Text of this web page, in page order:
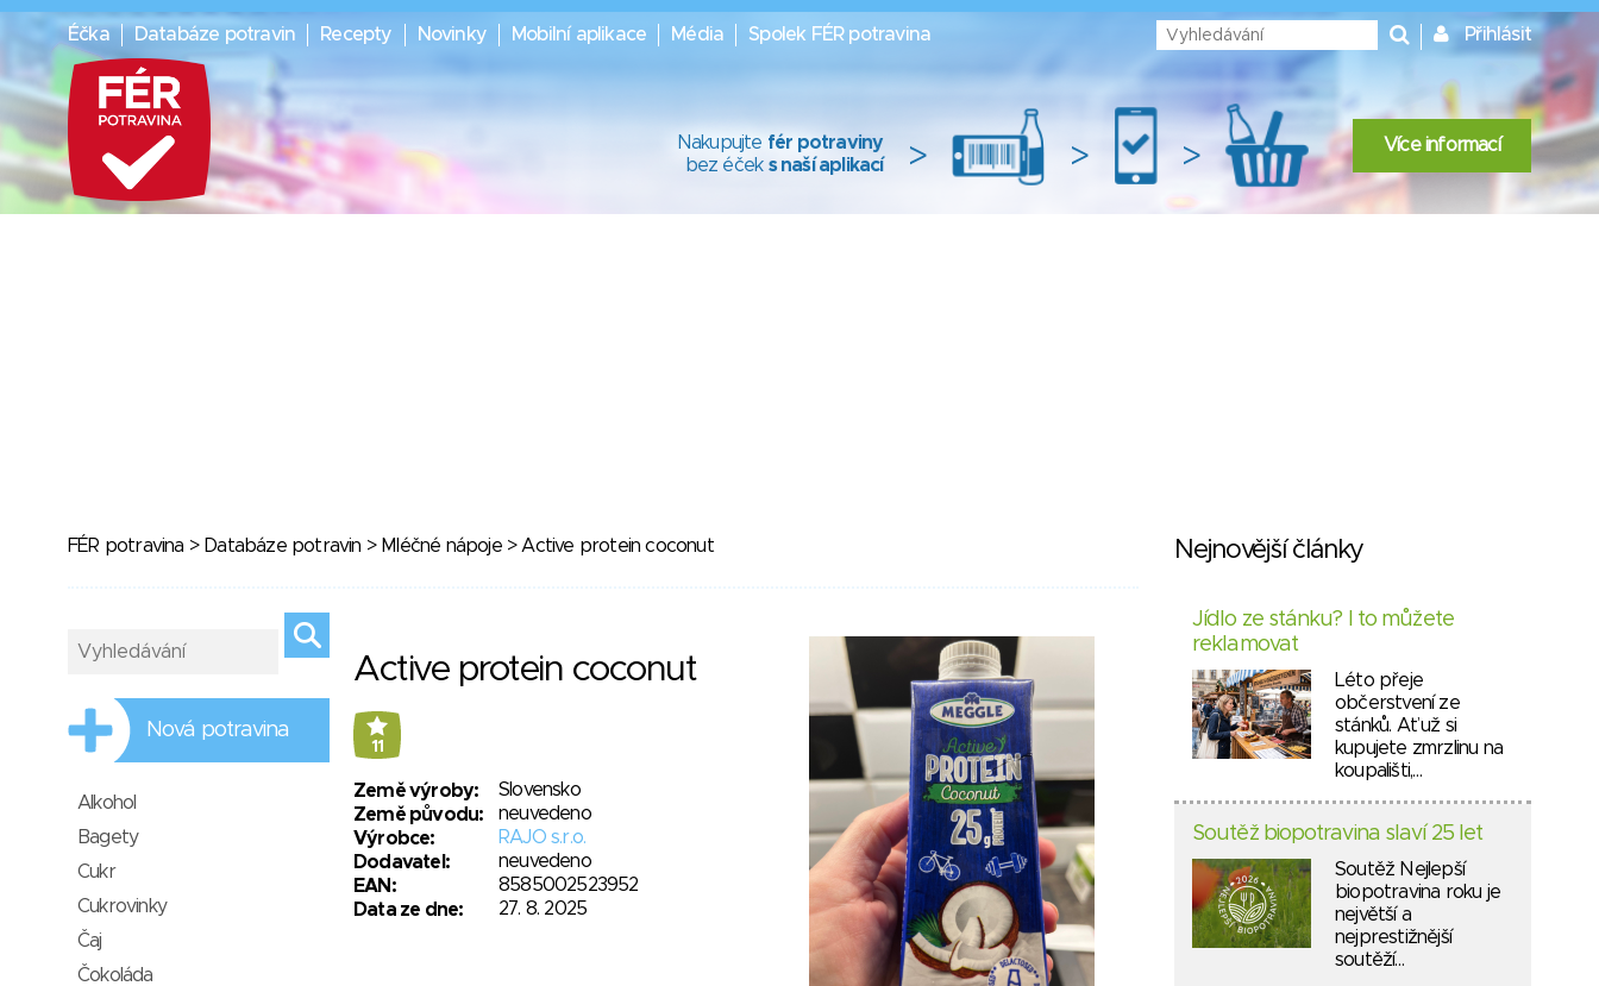
Éčka Databáze potravin Recepty Novinky Mobilní aplikace Média Spolek FÉR potravina Přihlásit
Nakupujte fér potraviny
bez éček s naší aplikací > > > Více informací
FÉR potravina > Databáze potravin > Mléčné nápoje> Active protein coconut
Active protein coconut
11
Země výroby:
Slovensko
Země původu:
neuvedeno
Výrobce:
RAJO s.r.o.
Dodavatel:
neuvedeno
EAN:
8585002523952
Data ze dne:
27. 8. 2025
Nová potravina
Alkohol
Bagety
Cukr
Cukrovinky
Čaj
Čokoláda
Nejnovější články
Jídlo ze stánku? I to můžete
reklamovat
Léto přeje
občerstvení ze
stánků. Ať už si
kupujete zmrzlinu na
koupališti,…
Soutěž biopotravina slaví 25 let
Soutěž Nejlepší
biopotravina roku je
největší a
nejprestižnější
soutěží…